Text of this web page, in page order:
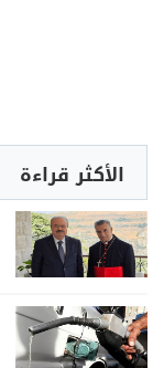
الأكثر قراءة